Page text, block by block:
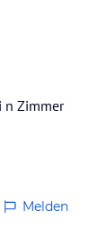
n Zimmer
Melden